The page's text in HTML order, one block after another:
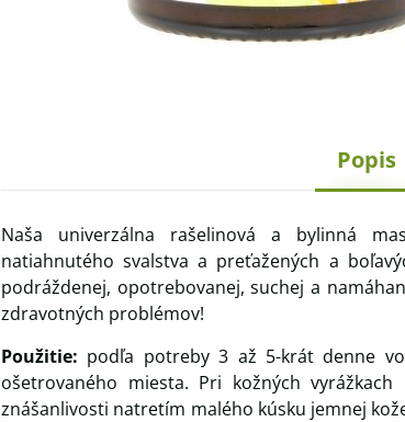
Popis
Naša univerzálna rašelinová a bylinná
natiahnutého svalstva a preťažených a
podráždenej, opotrebovanej, suchej a
zdravotných problémov!
Použitie: podľa potreby 3 až 5-krát denne
ošetrovaného miesta. Pri kožných
znášanlivosti natretím malého kúsku jemnej